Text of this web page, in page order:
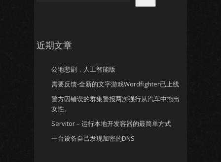
近期文章
公地悲剧，人工智能版
需要反馈-全新的文字游戏Wordfighter已上线
警方因错误的群集警报两次强行从汽车中拖出
女性。
Servitor – 运行本地开发容器的最简单方式
一台设备自己发现加密的DNS